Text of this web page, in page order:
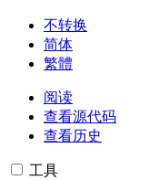
不转换
简体
繁體
阅读
查看源代码
查看历史
工具